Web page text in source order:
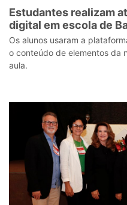
Estudantes realizam
digital em escola de
Os alunos usaram a
o conteúdo de elementos da
aula.